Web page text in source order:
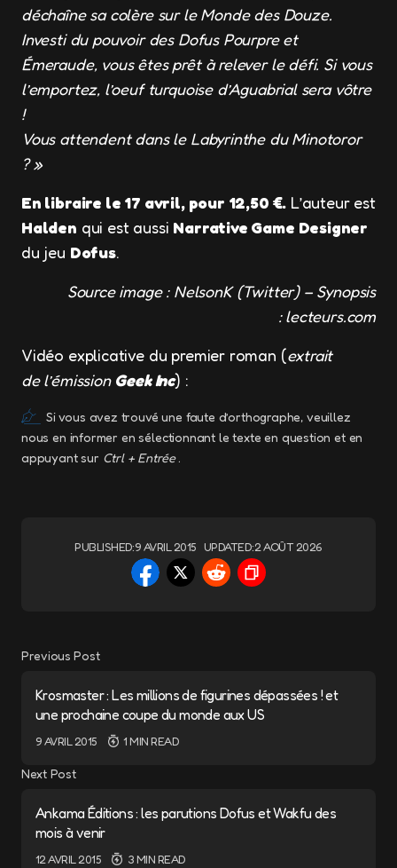
déchaîne sa colère sur le Monde des Douze.
Investi du pouvoir des Dofus Pourpre et
Émeraude, vous êtes prêt à relever le défi. Si vous
l’emportez, l’oeuf turquoise d’Aguabrial sera vôtre
!
Vous attendent dans le Labyrinthe du Minotoror
? »
En libraire le 17 avril, pour 12,50 €. L’auteur est
Halden qui est aussi Narrative Game Designer
du jeu Dofus.
Source image : NelsonK (Twitter) – Synopsis
: lecteurs.com
Vidéo explicative du premier roman (extrait
de l’émission Geek Inc) :
Si vous avez trouvé une faute d’orthographe, veuillez
nous en informer en sélectionnant le texte en question et en
appuyant sur Ctrl + Entrée.
PUBLISHED:9 AVRIL 2015 UPDATED:2 AOÛT 2026
Previous Post
Krosmaster : Les millions de figurines dépassées ! et
une prochaine coupe du monde aux US
9 AVRIL 2015 1 MIN READ
Next Post
Ankama Éditions : les parutions Dofus et Wakfu des
mois à venir
12 AVRIL 2015 3 MIN READ